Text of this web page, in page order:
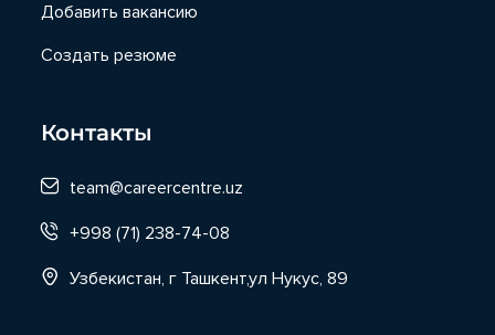
Добавить вакансию
Создать резюме
Контакты
team@careercentre.uz
+998 (71) 238-74-08
Узбекистан, г Ташкент,ул Нукус, 89